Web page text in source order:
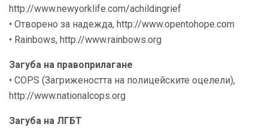
http://www.newyorklife.com/achildingrief
• Отворено за надежда, http://www.opentohope.com
• Rainbows, http://www.rainbows.org
Загуба на правоприлагане
• COPS (Загрижеността на полицейските оцелели),
http://www.nationalcops.org
Загуба на ЛГБТ